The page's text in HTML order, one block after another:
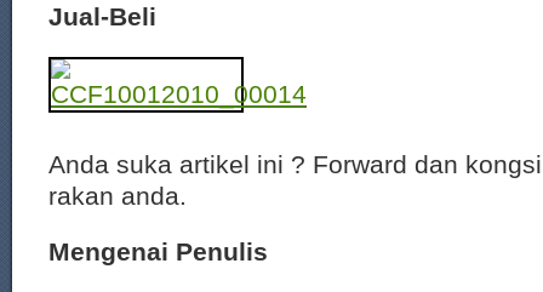
Jual-Beli
Anda suka artikel ini ? Forward dan
rakan anda.
Mengenai Penulis